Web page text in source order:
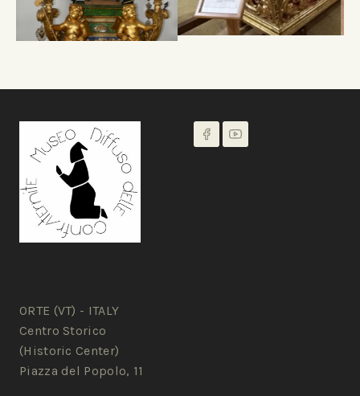
ORTE (VT) - ITALY
Centro Storico
(Historic Center)
Piazza del Popolo, 11